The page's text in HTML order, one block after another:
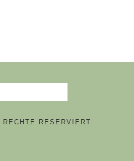
RESERVIERT.